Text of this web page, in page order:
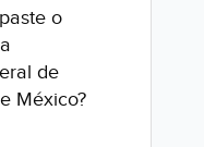
o
de
México?